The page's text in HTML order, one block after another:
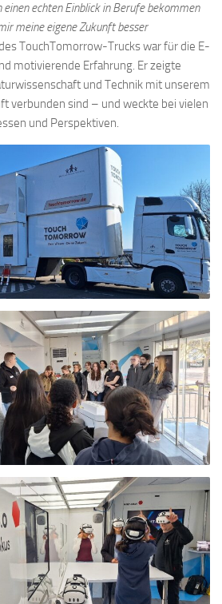
einen echten Einblick in Berufe bekommen
meine eigene Zukunft besser
TouchTomorrow-Trucks war für die E-
motivierende Erfahrung. Er zeigte
und Technik mit unserem
verbunden sind – und weckte bei vielen
und Perspektiven.